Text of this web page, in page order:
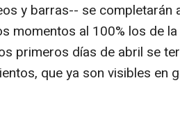
y barras-- se completarán
momentos al 100% los de
primeros días de abril se
que ya son visibles en